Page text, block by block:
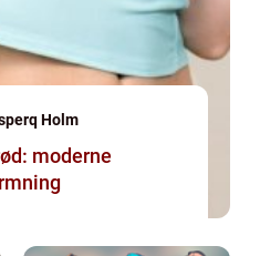
Holm
moderne